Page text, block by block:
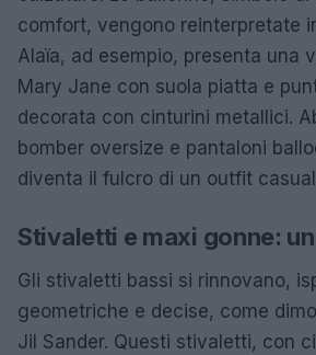
comfort, vengono reinterpretate
Alaïa, ad esempio, presenta una
Mary Jane con suola piatta e
decorata con cinturini metallici.
bomber oversize e pantaloni
diventa il fulcro di un outfit
Stivaletti e maxi gonne:
Gli stivaletti bassi si rinnovano,
geometriche e decise, come
Jil Sander. Questi stivaletti, con